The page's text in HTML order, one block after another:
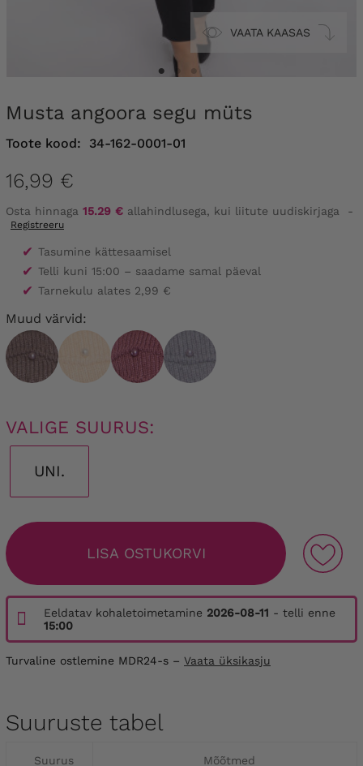
VAATA KAASAS
Musta angoora segu müts
Toote kood: 34-162-0001-01
16,99 €
Osta hinnaga 15.29 € allahindlusega, kui liitute uudiskirjaga -
Registreeru
✔ Tasumine kättesaamisel
✔ Telli kuni 15:00 – saadame samal päeval
✔ Tarnekulu alates 2,99 €
Muud värvid:
VALIGE SUURUS:
UNI.
LISA OSTUKORVI
Eeldatav kohaletoimetamine 2026-08-11 - telli enne
15:00
Turvaline ostlemine MDR24-s – Vaata üksikasju
Suuruste tabel
Suurus Mõõtmed